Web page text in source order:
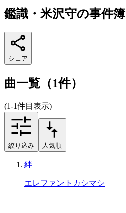
鑑識・米沢守の事件簿
シェア
曲一覧（1件）
(1-1件目表示)
絞り込み 人気順
絆
エレファントカシマシ